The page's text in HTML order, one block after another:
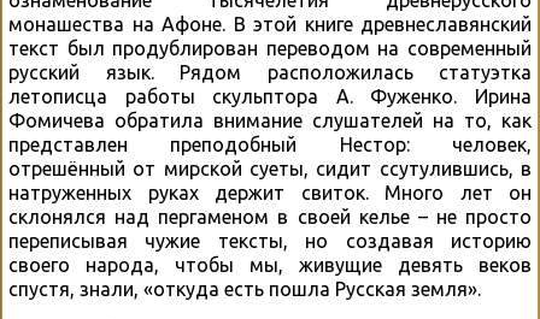
монашества на Афоне. В этой книге древнеславянский
текст был продублирован переводом на современный
русский язык. Рядом расположилась статуэтка
летописца работы скульптора А. Фуженко. Ирина
Фомичева обратила внимание слушателей на то, как
представлен преподобный Нестор: человек,
отрешённый от мирской суеты, сидит ссутулившись, в
натруженных руках держит свиток. Много лет он
склонялся над пергаменом в своей келье – не просто
переписывая чужие тексты, но создавая историю
своего народа, чтобы мы, живущие девять веков
спустя, знали, «откуда есть пошла Русская земля».